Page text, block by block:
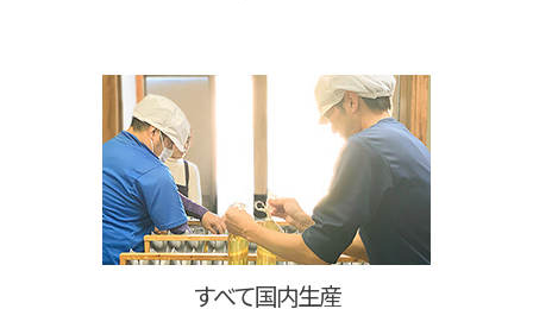
すべて国内生産